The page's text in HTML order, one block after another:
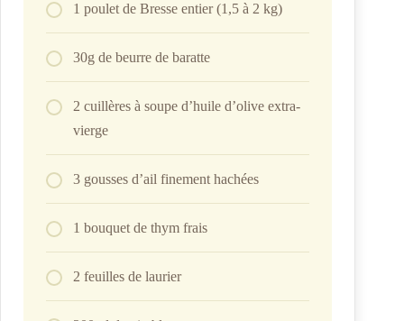
1 poulet de Bresse entier (1,5 à 2 kg)
30g de beurre de baratte
2 cuillères à soupe d’huile d’olive extra-
vierge
3 gousses d’ail finement hachées
1 bouquet de thym frais
2 feuilles de laurier